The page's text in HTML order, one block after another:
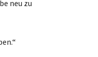
neu zu